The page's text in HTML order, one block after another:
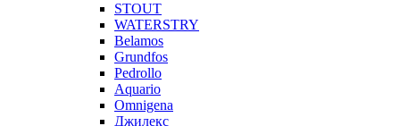
STOUT
WATERSTRY
Belamos
Grundfos
Pedrollo
Aquario
Omnigena
Джилекс